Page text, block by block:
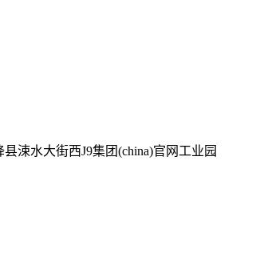
涑水大街西J9集团(china)官网工业园